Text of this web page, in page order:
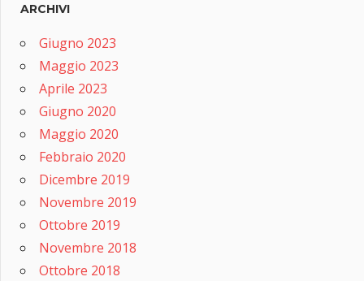
ARCHIVI
Giugno 2023
Maggio 2023
Aprile 2023
Giugno 2020
Maggio 2020
Febbraio 2020
Dicembre 2019
Novembre 2019
Ottobre 2019
Novembre 2018
Ottobre 2018